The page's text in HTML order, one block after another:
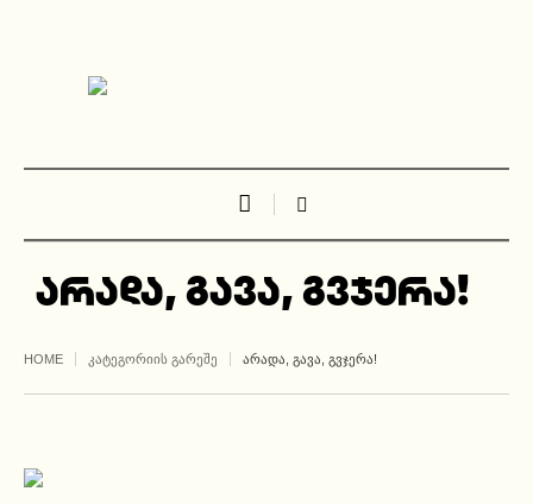
არადა, გავა, გვჯერა!
HOME ᲙᲐᲢᲔᲒᲝᲠᲘᲘᲡ ᲒᲐᲠᲔᲨᲔ ᲐᲠᲐᲓᲐ, ᲒᲐᲕᲐ, ᲒᲕᲯᲔᲠᲐ!